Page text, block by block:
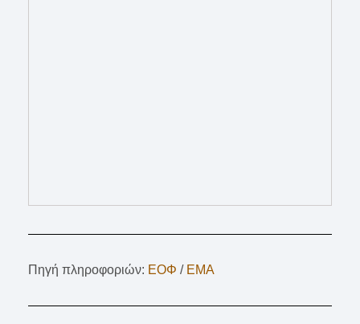
Πηγή πληροφοριών: ΕΟΦ / EMA